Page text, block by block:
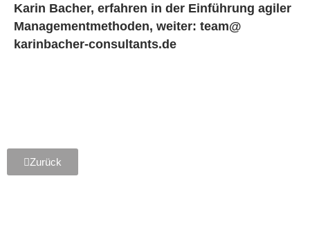
Karin Ba­cher, er­fah­ren in der Ein­füh­rung agi­ler
Ma­nage­ment­me­tho­den, wei­ter: team@​
karinbacher-​consultants.​de
Zurück